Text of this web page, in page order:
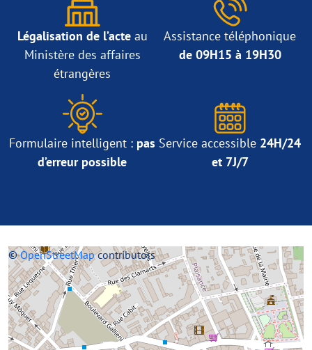
Légalisation de l’acteau
Ministère des affaires
étrangères
Assistance téléphonique
de 09H15 à 19H30
Formulaire intelligent : pas
d’erreur possible
Service accessible 24H/24
et 7J/7
+−
©OpenStreetMapcontributors